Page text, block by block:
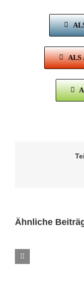
ALS
Ähnliche